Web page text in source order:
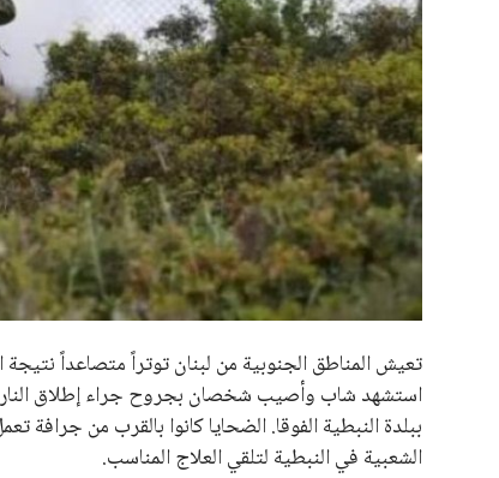
محافظات
تعيش المناطق الجنوبية من لبنان توتراً متصاعداً
استشهد شاب وأصيب شخصان بجروح جراء إطلاق النار
ببلدة النبطية الفوقا. الضحايا كانوا بالقرب من
الشعبية في النبطية لتلقي العلاج المناسب.